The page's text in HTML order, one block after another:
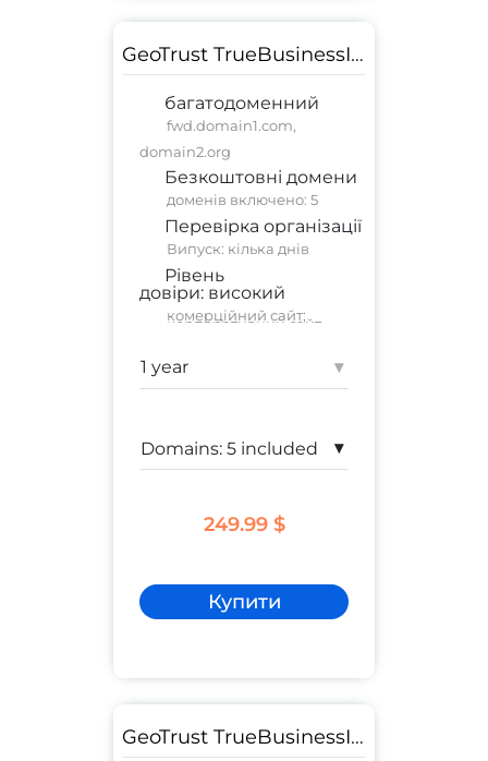
GeoTrust TrueBusinessID Multi-Domain
багатодоменний
fwd.domain1.com,
domain2.org
Безкоштовні домени
доменів включено: 5
Перевірка організації
Випуск: кілька днів
Рівень
довіри: високий
комерційний сайт;
корпоративний сайт
▾
▾
249.99 $
Купити
GeoTrust TrueBusinessID Wildcard